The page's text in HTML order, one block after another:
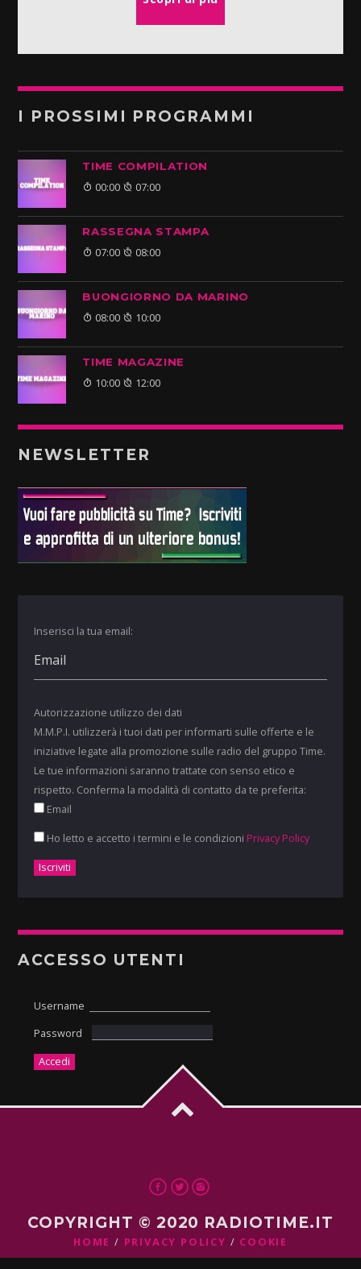
I PROSSIMI PROGRAMMI
TIME COMPILATION
00:00 07:00
RASSEGNA STAMPA
07:00 08:00
BUONGIORNO DA MARINO
08:00 10:00
TIME MAGAZINE
10:00 12:00
NEWSLETTER
Inserisci la tua email:
Autorizzazione utilizzo dei dati
M.M.P.I. utilizzerà i tuoi dati per informarti sulle offerte e le
iniziative legate alla promozione sulle radio del gruppo Time.
Le tue informazioni saranno trattate con senso etico e
rispetto. Conferma la modalità di contatto da te preferita:
Email
Ho letto e accetto i termini e le condizioni Privacy Policy
ACCESSO UTENTI
Username
Password
COPYRIGHT © 2020 RADIOTIME.IT
HOME PRIVACY POLICY COOKIE